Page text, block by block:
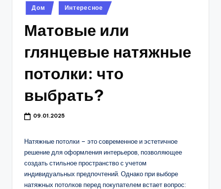
Опубликовано
в
Дом Интересное
Матовые или
глянцевые натяжные
потолки: что
выбрать?
09.01.2025
Натяжные потолки – это современное и эстетичное
решение для оформления интерьеров, позволяющее
создать стильное пространство с учетом
индивидуальных предпочтений. Однако при выборе
натяжных потолков перед покупателем встает вопрос: